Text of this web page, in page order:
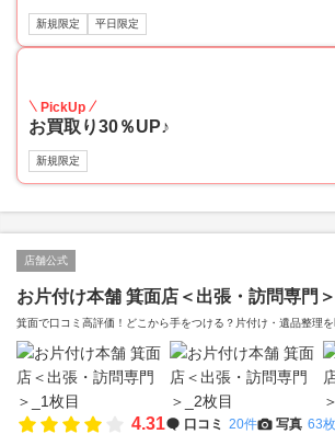
新規限定 平日限定
PickUp
お買取り30％UP♪
新規限定
店舗公式
お片付け本舗 箕面店＜出張・訪問専門＞
箕面で口コミ高評価！どこから手をつける？片付け・遺品整理
4.31 口コミ 20件 写真 63枚